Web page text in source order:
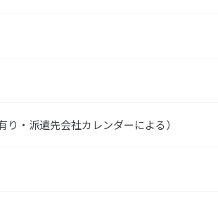
・派遣先会社カレンダーによる）